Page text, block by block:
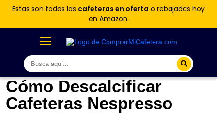
Estas son todas las cafeteras en oferta o rebajadas hoy
en Amazon.
Cómo Descalcificar
Cafeteras Nespresso